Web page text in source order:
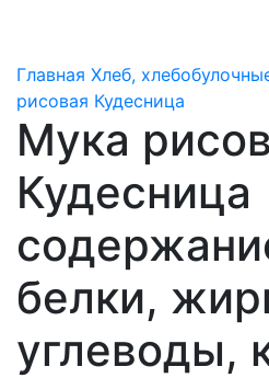
Главная Хлеб,
рисовая Кудесница
Мука
Кудесница
белки,
углеводы,